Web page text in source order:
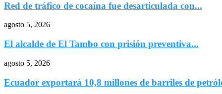
Red de tráfico de cocaína fue desarticulada con...
agosto 5, 2026
El alcalde de El Tambo con prisión preventiva...
agosto 5, 2026
Ecuador exportará 10,8 millones de barriles de